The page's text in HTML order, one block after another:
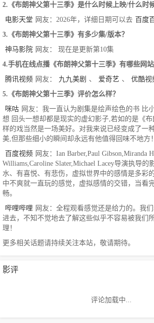
2.《布朗神父第十三季》是什么时候上映/什么时
电影天堂 网友：2026年，详细日期可以去 百度
3.《布朗神父第十三季》有多少集/版本？
神马影院 网友： 现在是更新第10集
4.手机在线点播《布朗神父第十三季》有哪些网站
腾讯视频 网友： 九九美剧 、 爱奇艺 、
优酷视
5.《布朗神父第十三季》评价怎么样？
咪咕 网友：我一直认为剧集是绘声绘色的书 比
想 回头一想却都是现实的虚幻影子,若如的是《
样的戏当然是一场美好。对我来说已经变成了一
美,但那些细小的瞬间却永远有他值得回味不地方！
百度视频 网友：Ian Barber,Paul Gibson,Miranda
Williams,Caroline Slater,Michael Lacey导演执导的
水、有喜悦、有悲伤，虚拟世界中的感情是多彩
中不爽就一直玩的感觉，虚拟感情的交错，当看
畅。
哔哩哔哩 网友：全程观看感觉还是给力的。我
进去，不知不觉地去了解这些似乎不容易被我们
理！
更多相关话题请持续关注本站，敬请期待。
影评
评论加载中...